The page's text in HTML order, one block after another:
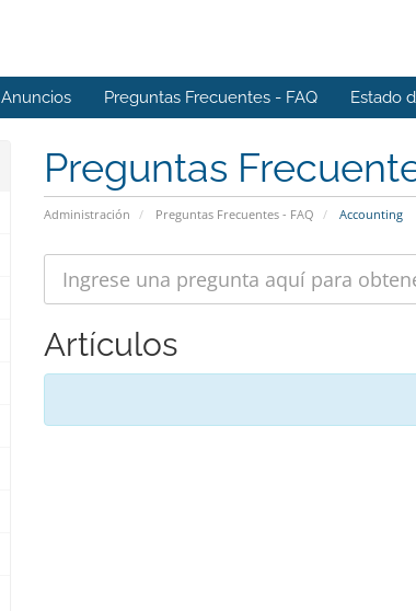
Anuncios Preguntas Frecuentes - FAQ Estado
Preguntas
Administración Preguntas Frecuentes - FAQ Accounting
Artículos